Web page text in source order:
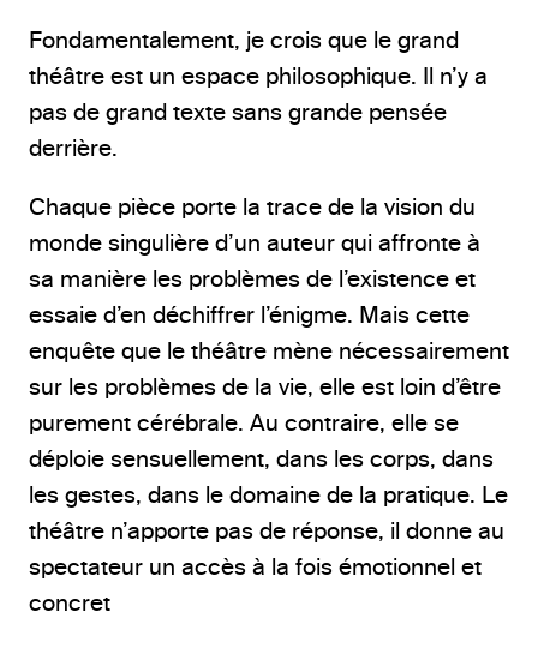
Fondamentalement, je crois que le grand
théâtre est un espace philosophique. Il n’y a
pas de grand texte sans grande pensée
derrière.
Chaque pièce porte la trace de la vision du
monde singulière d’un auteur qui affronte à
sa manière les problèmes de l’existence et
essaie d’en déchiffrer l’énigme. Mais cette
enquête que le théâtre mène nécessairement
sur les problèmes de la vie, elle est loin d’être
purement cérébrale. Au contraire, elle se
déploie sensuellement, dans les corps, dans
les gestes, dans le domaine de la pratique. Le
théâtre n’apporte pas de réponse, il donne au
spectateur un accès à la fois émotionnel et
concret